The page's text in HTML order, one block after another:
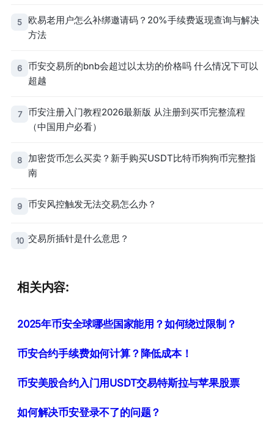
5
欧易老用户怎么补绑邀请码？20%手续费返现查询与解决
方法
6
币安交易所的bnb会超过以太坊的价格吗 什么情况下可以
超越
7
币安注册入门教程2026最新版 从注册到买币完整流程
（中国用户必看）
8
加密货币怎么买卖？新手购买USDT比特币狗狗币完整指
南
9 币安风控触发无法交易怎么办？
10 交易所插针是什么意思？
相关内容:
2025年币安全球哪些国家能用？如何绕过限制？
币安合约手续费如何计算？降低成本！
币安美股合约入门用USDT交易特斯拉与苹果股票
如何解决币安登录不了的问题？